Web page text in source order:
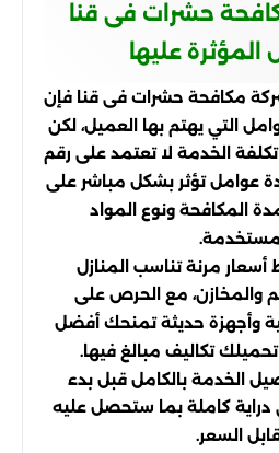
حشرات فى قنا
المؤثرة عليها
مكافحة حشرات فى قنا فإن
التي يهتم بها العميل، لكن
الخدمة لا تعتمد على رقم
عوامل تؤثر بشكل مباشر على
المكافحة ونوع المواد
مرنة تناسب المنازل
والمخازن، مع الحرص على
وأجهزة حديثة تمنحك أفضل
تكاليف مبالغ فيها.
الخدمة بالكامل قبل بدء
دراية كاملة بما ستحصل عليه
السعر.